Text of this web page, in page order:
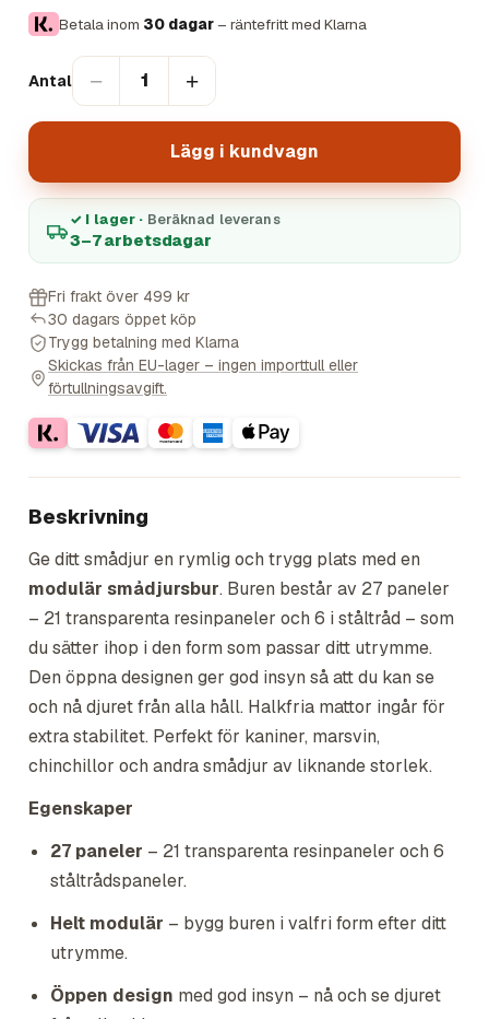
Betala inom 30 dagar – räntefritt med Klarna
Antal − 1 +
Lägg i kundvagn
✓ I lager · Beräknad leverans
3–7 arbetsdagar
Fri frakt över 499 kr
30 dagars öppet köp
Trygg betalning med Klarna
Skickas från EU-lager – ingen importtull eller
förtullningsavgift.
Beskrivning
Ge ditt smådjur en rymlig och trygg plats med en
modulär smådjursbur. Buren består av 27 paneler
– 21 transparenta resinpaneler och 6 i ståltråd – som
du sätter ihop i den form som passar ditt utrymme.
Den öppna designen ger god insyn så att du kan se
och nå djuret från alla håll. Halkfria mattor ingår för
extra stabilitet. Perfekt för kaniner, marsvin,
chinchillor och andra smådjur av liknande storlek.
Egenskaper
27 paneler – 21 transparenta resinpaneler och 6
ståltrådspaneler.
Helt modulär – bygg buren i valfri form efter ditt
utrymme.
Öppen design med god insyn – nå och se djuret